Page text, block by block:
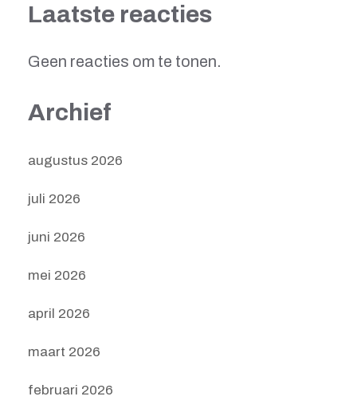
Laatste reacties
Geen reacties om te tonen.
Archief
augustus 2026
juli 2026
juni 2026
mei 2026
april 2026
maart 2026
februari 2026